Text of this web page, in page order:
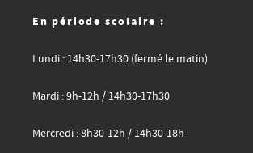
En période scolaire :
Lundi : 14h30-17h30 (fermé le matin)
Mardi : 9h-12h / 14h30-17h30
Mercredi : 8h30-12h / 14h30-18h